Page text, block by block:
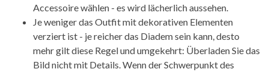
Accessoire wählen - es wird lächerlich aussehen.
Je weniger das Outfit mit dekorativen Elementen
verziert ist - je reicher das Diadem sein kann, desto
mehr gilt diese Regel und umgekehrt: Überladen Sie das
Bild nicht mit Details. Wenn der Schwerpunkt des